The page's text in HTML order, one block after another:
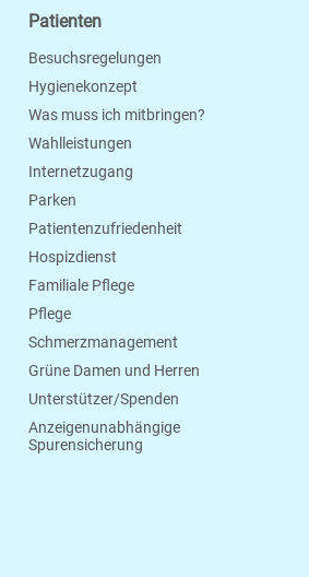
Patienten
Besuchsregelungen
Hygienekonzept
Was muss ich mitbringen?
Wahlleistungen
Internetzugang
Parken
Patientenzufriedenheit
Hospizdienst
Familiale Pflege
Pflege
Schmerzmanagement
Grüne Damen und Herren
Unterstützer/Spenden
Anzeigenunabhängige
Spurensicherung